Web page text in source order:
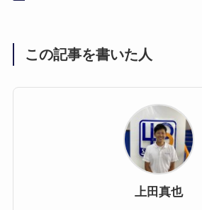
この記事を書いた人
上田真也